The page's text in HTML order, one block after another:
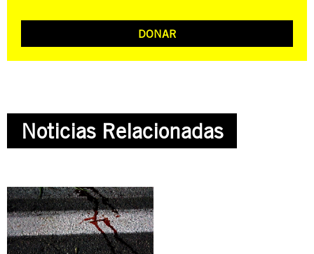
DONAR
Noticias Relacionadas